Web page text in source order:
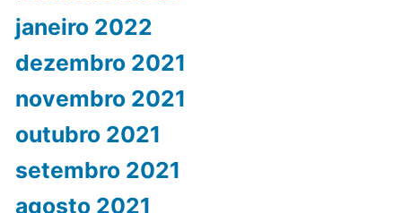
janeiro 2022
dezembro 2021
novembro 2021
outubro 2021
setembro 2021
agosto 2021